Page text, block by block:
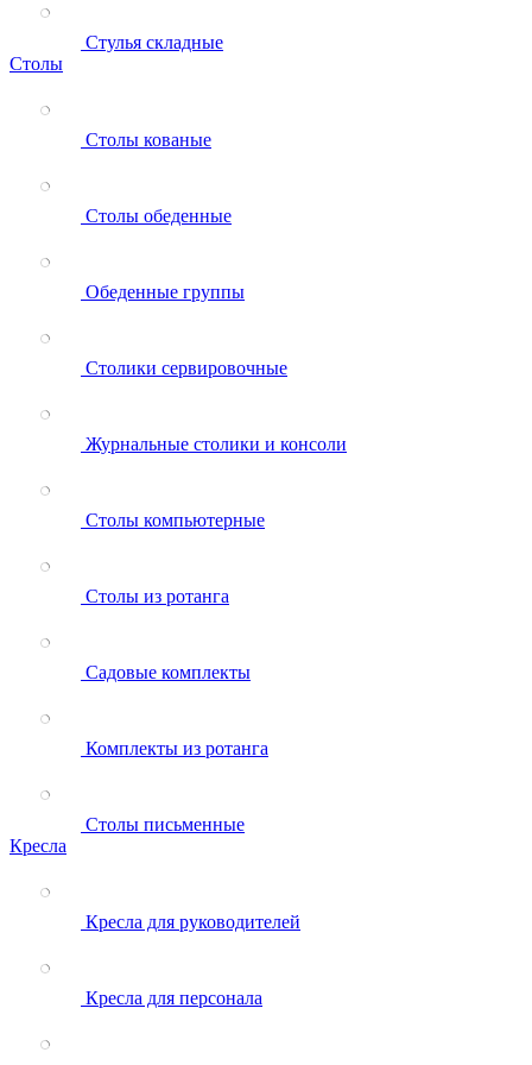
Стулья складные
Столы
Столы кованые
Столы обеденные
Обеденные группы
Столики сервировочные
Журнальные столики и консоли
Столы компьютерные
Столы из ротанга
Садовые комплекты
Комплекты из ротанга
Столы письменные
Кресла
Кресла для руководителей
Кресла для персонала